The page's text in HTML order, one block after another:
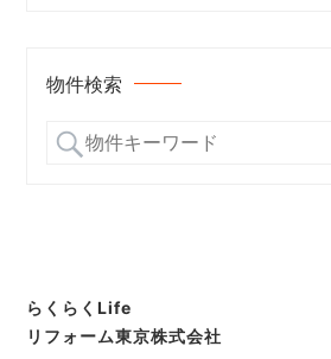
物件検索
らくらくLife
リフォーム東京株式会社